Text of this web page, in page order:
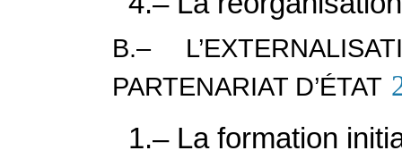
B.–
PARTENARIAT D’ÉTAT
1.– La formation